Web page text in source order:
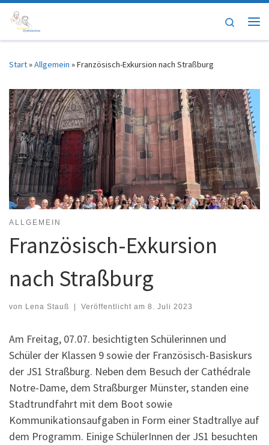
Zum Inhalt springen
Search
Start»Allgemein »Französisch-Exkursion nach Straßburg
ALLGEMEIN
Französisch-Exkursion
nach Straßburg
von Lena Stauß Veröffentlicht am 8. Juli 2023
Am Freitag, 07.07. besichtigten Schülerinnen und
Schüler der Klassen 9 sowie der Französisch-Basiskurs
der JS1 Straßburg. Neben dem Besuch der Cathédrale
Notre-Dame, dem Straßburger Münster, standen eine
Stadtrundfahrt mit dem Boot sowie
Kommunikationsaufgaben in Form einer Stadtrallye auf
dem Programm. Einige SchülerInnen der JS1 besuchten